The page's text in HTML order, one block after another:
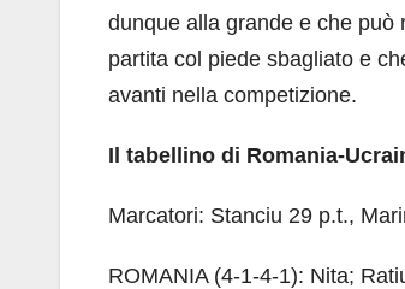
dunque alla grande e che può
partita col piede sbagliato e
avanti nella competizione.
Il tabellino di Romania-
Marcatori: Stanciu 29 p.t.,
ROMANIA (4-1-4-1): Nita;